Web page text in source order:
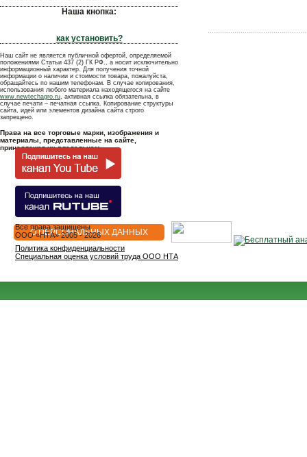
Наша кнопка:
как установить?
Наш сайт не является публичной офертой, определяемой
положениями Статьи 437 (2) ГК РФ., а носит исключительно
информационный характер. Для получения точной
информации о наличии и стоимости товара, пожалуйста,
обращайтесь по нашим телефонам. В случае копирования,
использования любого материала находящегося на сайте
www.newtechagro.ru, активная ссылка обязательна, в
случае печати – печатная ссылка. Копирование структуры
сайта, идей или элементов дизайна сайта строго
запрещено.
Права на все торговые марки, изображения и
материалы, представленные на сайте,
принадлежат их владельцам.
О ПЕРСОНАЛЬНЫХ ДАННЫХ
Все права защищены
OOO «НТА» 2005 - 2026
Политика конфиденциальности
Специальная оценка условий труда ООО НТА